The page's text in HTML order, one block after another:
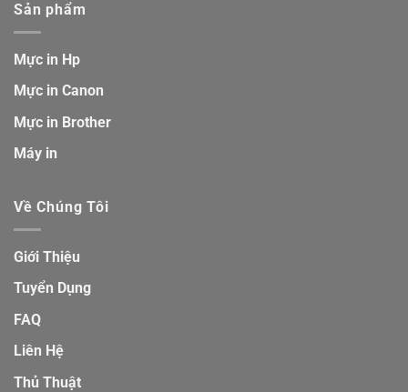
Sản phẩm
Mực in Hp
Mực in Canon
Mực in Brother
Máy in
Về Chúng Tôi
Giới Thiệu
Tuyển Dụng
FAQ
Liên Hệ
Thủ Thuật